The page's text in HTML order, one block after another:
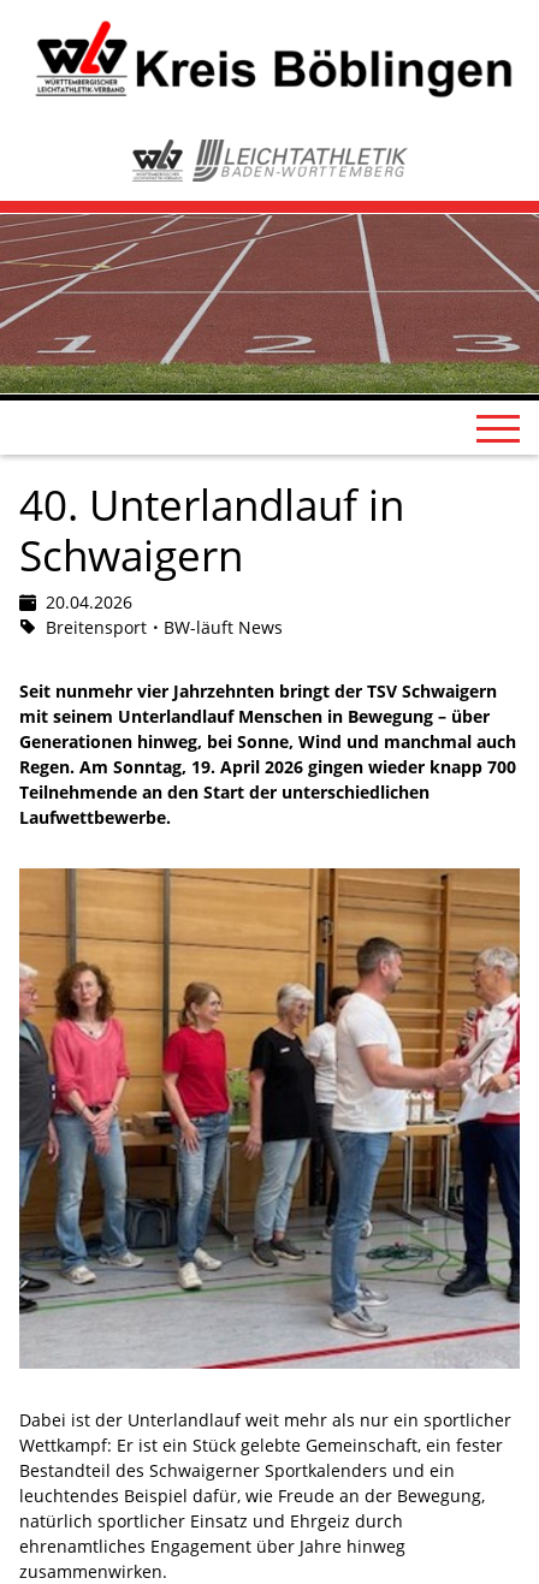
40. Unterlandlauf in
Schwaigern
20.04.2026
Breitensport
BW-läuft News
Seit nunmehr vier Jahrzehnten bringt der TSV Schwaigern
mit seinem Unterlandlauf Menschen in Bewegung – über
Generationen hinweg, bei Sonne, Wind und manchmal auch
Regen. Am Sonntag, 19. April 2026 gingen wieder knapp 700
Teilnehmende an den Start der unterschiedlichen
Laufwettbewerbe.
Dabei ist der Unterlandlauf weit mehr als nur ein sportlicher
Wettkampf: Er ist ein Stück gelebte Gemeinschaft, ein fester
Bestandteil des Schwaigerner Sportkalenders und ein
leuchtendes Beispiel dafür, wie Freude an der Bewegung,
natürlich sportlicher Einsatz und Ehrgeiz durch
ehrenamtliches Engagement über Jahre hinweg
zusammenwirken.